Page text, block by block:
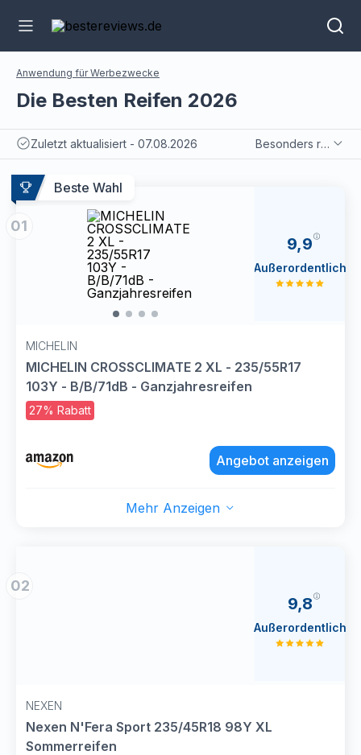
Anwendung für Werbezwecke
Die Besten Reifen 2026
Zuletzt aktualisiert - 07.08.2026 Besonders relevant
Beste Wahl
01
MICHELIN
MICHELIN CROSSCLIMATE 2 XL - 235/55R17
103Y - B/B/71dB - Ganzjahresreifen
27% Rabatt
9,9
Außerordentlich
Angebot anzeigen
Mehr Anzeigen
02
NEXEN
Nexen N'Fera Sport 235/45R18 98Y XL
Sommerreifen
9,8
Außerordentlich